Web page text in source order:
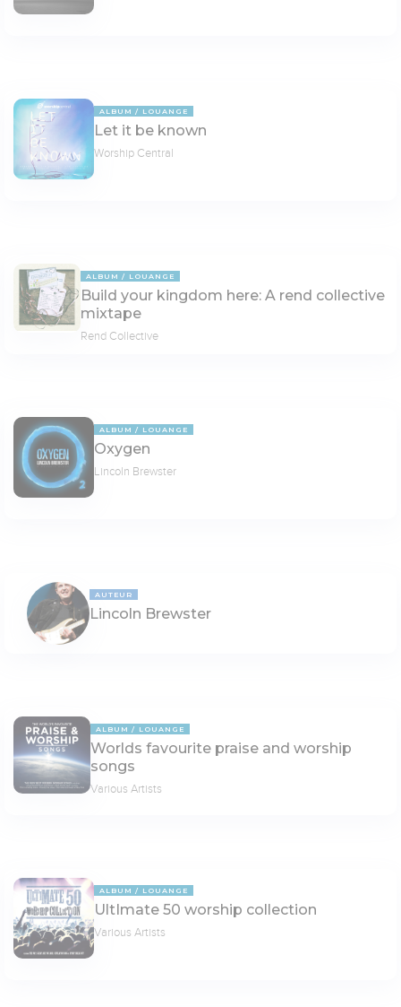
ALBUM LOUANGE
Let it be known
Worship Central
ALBUM LOUANGE
Build your kingdom here: A rend collective
mixtape
Rend Collective
ALBUM LOUANGE
Oxygen
Lincoln Brewster
AUTEUR
Lincoln Brewster
ALBUM LOUANGE
Worlds favourite praise and worship
songs
Various Artists
ALBUM LOUANGE
UltImate 50 worship collection
Various Artists